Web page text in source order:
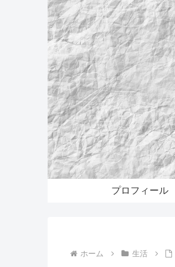
プロフィール
ホーム 生活